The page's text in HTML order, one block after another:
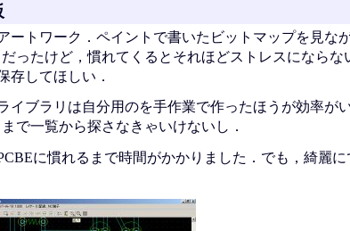
ートワーク．ペイントで書いたビットマップを見な
ったけど，慣れてくるとそれほどストレスにならな
存してほしい．
イブラリは自分用のを手作業で作ったほうが効率が
で一覧から探さなきゃいけないし．
に慣れるまで時間がかかりました．でも，綺麗